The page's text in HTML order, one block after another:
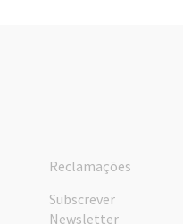
Reclamações
Subscrever
Newsletter